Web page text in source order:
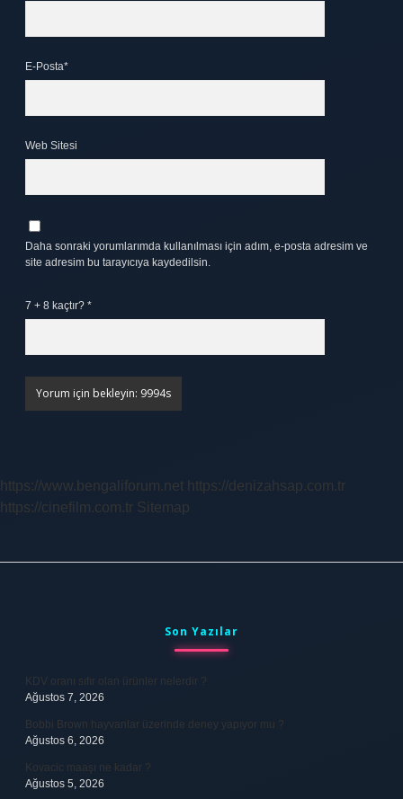
E-Posta*
Web Sitesi
Daha sonraki yorumlarımda kullanılması için adım, e-posta adresim ve
site adresim bu tarayıcıya kaydedilsin.
7 + 8 kaçtır? *
https://www.bengaliforum.net https://denizahsap.com.tr
https://cinefilm.com.tr Sitemap
Son Yazılar
KDV oranı sıfır olan ürünler nelerdir ?
Ağustos 7, 2026
Bobbi Brown hayvanlar üzerinde deney yapıyor mu ?
Ağustos 6, 2026
Kovacic maaşı ne kadar ?
Ağustos 5, 2026